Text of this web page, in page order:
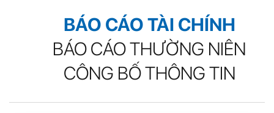
BÁO CÁO TÀI CHÍNH
BÁO CÁO THƯỜNG NIÊN
CÔNG BỐ THÔNG TIN